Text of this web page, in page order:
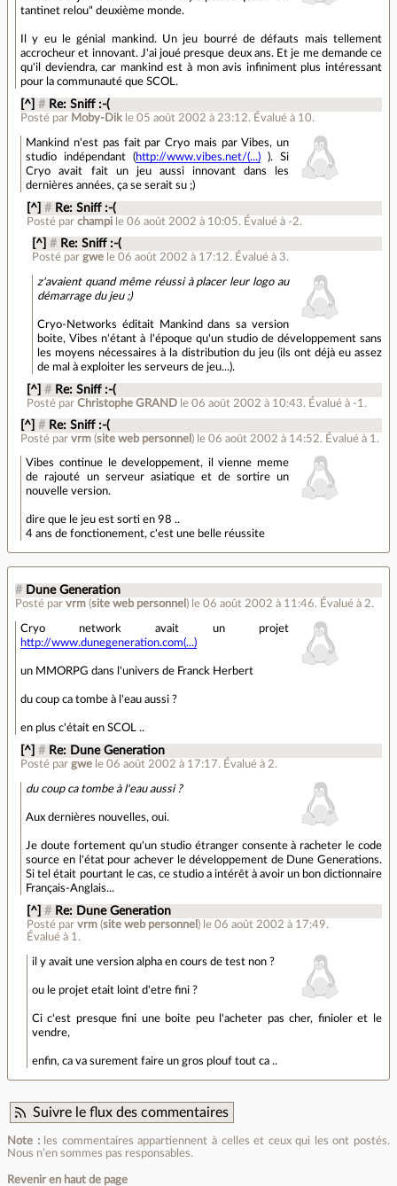
tantinet relou" deuxième monde.
Il y eu le génial mankind. Un jeu bourré de défauts mais tellement
accrocheur et innovant. J'ai joué presque deux ans. Et je me demande ce
qu'il deviendra, car mankind est à mon avis infiniment plus intéressant
pour la communauté que SCOL.
[^] # Re: Sniff :-(
Posté par Moby-Dik le 05 août 2002 à 23:12. Évalué à 10.
Mankind n'est pas fait par Cryo mais par Vibes, un
studio indépendant (http://www.vibes.net/(...) ). Si
Cryo avait fait un jeu aussi innovant dans les
dernières années, ça se serait su ;)
[^] # Re: Sniff :-(
Posté par champi le 06 août 2002 à 10:05. Évalué à -2.
[^] # Re: Sniff :-(
Posté pargwe le 06 août 2002 à 17:12. Évalué à 3.
z'avaient quand même réussi à placer leur logo au
démarrage du jeu ;)
Cryo-Networks éditait Mankind dans sa version
boite, Vibes n'étant à l'époque qu'un studio de développement sans
les moyens nécessaires à la distribution du jeu (ils ont déjà eu assez
de mal à exploiter les serveurs de jeu...).
[^] # Re: Sniff :-(
Posté par Christophe GRAND le 06 août 2002 à 10:43. Évalué à -1 .
[^] # Re: Sniff :-(
Posté parvrm (site web personnel ) le 06 août 2002 à 14:52. Évalué à 1 .
Vibes continue le developpement, il vienne meme
de rajouté un serveur asiatique et de sortire un
nouvelle version.
dire que le jeu est sorti en 98 ..
4 ans de fonctionement, c'est une belle réussite
# Dune Generation
Posté par vrm (site web personnel ) le 06 août 2002 à 11:46. Évalué à 2.
Cryo network avait un projet
http://www.dunegeneration.com(...)
un MMORPG dans l'univers de Franck Herbert
du coup ca tombe à l'eau aussi ?
en plus c'était en SCOL ..
[^] # Re: Dune Generation
Posté pargwe le 06 août 2002 à 17:17. Évalué à 2.
du coup ca tombe à l'eau aussi ?
Aux dernières nouvelles, oui.
Je doute fortement qu'un studio étranger consente à racheter le code
source en l'état pour achever le développement de Dune Generations.
Si tel était pourtant le cas, ce studio a intérêt à avoir un bon dictionnaire
Français-Anglais...
[^] # Re: Dune Generation
Posté par vrm(site web personnel ) le 06 août 2002 à 17:49.
Évalué à 1 .
il y avait une version alpha en cours de test non ?
ou le projet etait loint d'etre fini ?
Ci c'est presque fini une boite peu l'acheter pas cher, finioler et le
vendre,
enfin, ca va surement faire un gros plouf tout ca ..
Suivre le flux des commentaires
Note :les commentaires appartiennent à celles et ceux qui les ont postés.
Nous n’en sommes pas responsables.
Revenir en haut de page